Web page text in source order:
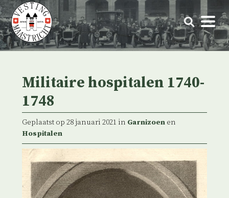
Skip
to
content
Militaire hospitalen 1740-
1748
Geplaatst op 28 januari 2021 in Garnizoenen
Hospitalen